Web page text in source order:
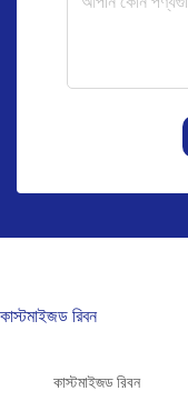
কাস্টমাইজড রিবন
কাস্টমাইজড রিবন